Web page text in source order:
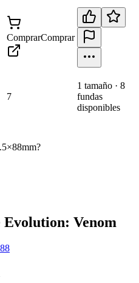
ComprarComprar
7
1 tamaño · 8
fundas
disponibles
Evolution: Venom